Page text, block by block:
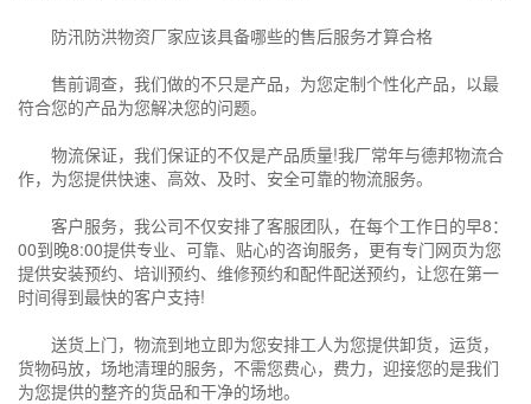
防汛防洪物资厂家应该具备哪些的售后服务才算合格
售前调查，我们做的不只是产品，为您定制个性化产品，以最
符合您的产品为您解决您的问题。
物流保证，我们保证的不仅是产品质量!我厂常年与德邦物流合
作，为您提供快速、高效、及时、安全可靠的物流服务。
客户服务，我公司不仅安排了客服团队，在每个工作日的早8：
00到晚8:00提供专业、可靠、贴心的咨询服务，更有专门网页为您
提供安装预约、培训预约、维修预约和配件配送预约，让您在第一
时间得到最快的客户支持!
送货上门，物流到地立即为您安排工人为您提供卸货，运货，
货物码放，场地清理的服务，不需您费心，费力，迎接您的是我们
为您提供的整齐的货品和干净的场地。